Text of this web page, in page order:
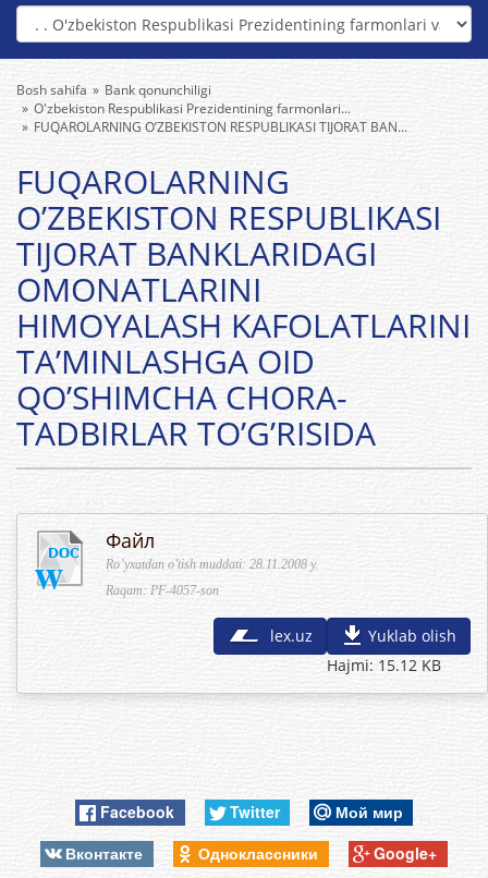
Bosh sahifa
Bank qonunchiligi
O'zbekiston Respublikasi Prezidentining farmonlari...
FUQAROLARNING O’ZBEKISTON RESPUBLIKASI TIJORAT BAN...
FUQAROLARNING
O’ZBEKISTON RESPUBLIKASI
TIJORAT BANKLARIDAGI
OMONATLARINI
HIMOYALASH KAFOLATLARINI
TA’MINLASHGA OID
QO’SHIMCHA CHORA-
TADBIRLAR TO’G’RISIDA
Файл
Ro’yxatdan o’tish muddati: 28.11.2008 y.
Raqam: PF-4057-son
Yuklab olish
Hajmi: 15.12 KB
lex.uz
Facebook Twitter
Мой мир
Вконтакте
Одноклассники Google+